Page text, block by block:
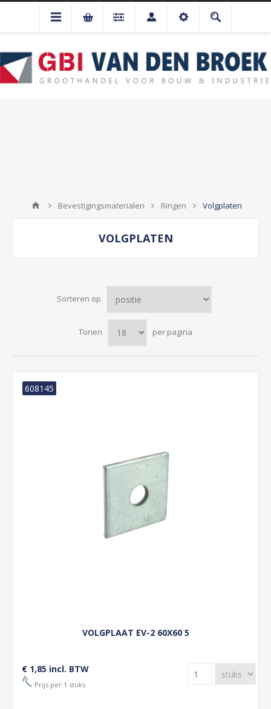
Bevestigingsmaterialen Ringen Volgplaten
VOLGPLATEN
Sorteren op
Tonen per pagina
VOLGPLAAT EV-2 60X60 5
608145
€ 1,85 incl. BTW
Prijs per 1 stuks